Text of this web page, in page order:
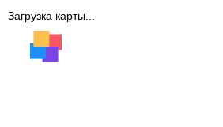
Загрузка карты...